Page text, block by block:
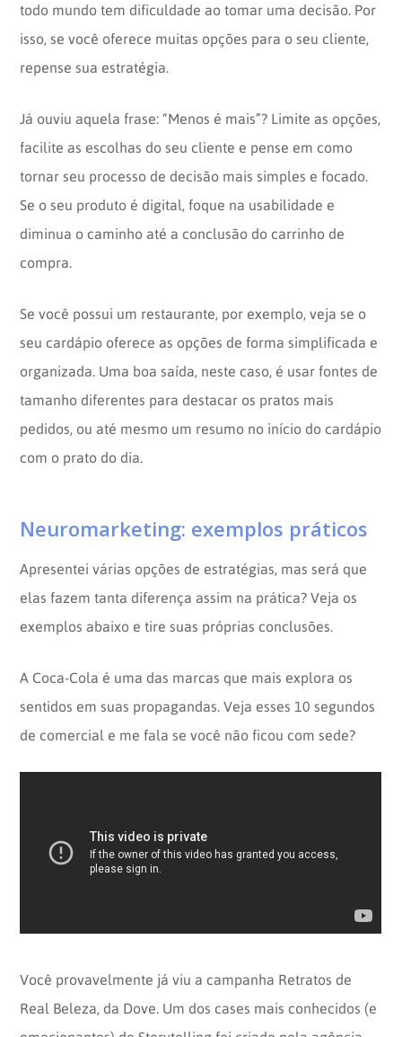
todo mundo tem dificuldade ao tomar uma decisão. Por
isso, se você oferece muitas opções para o seu cliente,
repense sua estratégia.
Já ouviu aquela frase: “Menos é mais”? Limite as opções,
facilite as escolhas do seu cliente e pense em como
tornar seu processo de decisão mais simples e focado.
Se o seu produto é digital, foque na usabilidade e
diminua o caminho até a conclusão do carrinho de
compra.
Se você possui um restaurante, por exemplo, veja se o
seu cardápio oferece as opções de forma simplificada e
organizada. Uma boa saída, neste caso, é usar fontes de
tamanho diferentes para destacar os pratos mais
pedidos, ou até mesmo um resumo no início do cardápio
com o prato do dia.
Neuromarketing: exemplos práticos
Apresentei várias opções de estratégias, mas será que
elas fazem tanta diferença assim na prática? Veja os
exemplos abaixo e tire suas próprias conclusões.
A Coca-Cola é uma das marcas que mais explora os
sentidos em suas propagandas. Veja esses 10 segundos
de comercial e me fala se você não ficou com sede?
Você provavelmente já viu a campanha Retratos de
Real Beleza, da Dove. Um dos cases mais conhecidos (e